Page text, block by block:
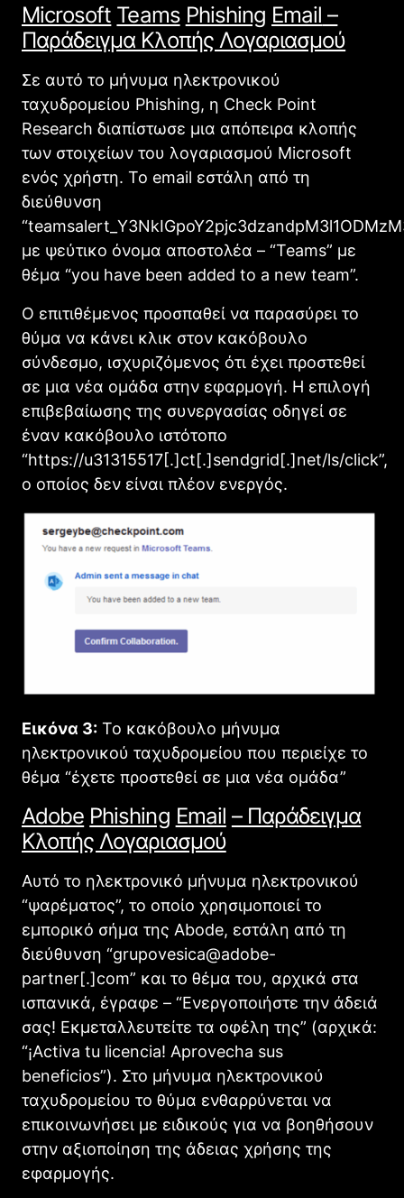
Microsoft Teams Phishing Email –
Παράδειγμα Κλοπής Λογαριασμού
Σε αυτό το μήνυμα ηλεκτρονικού
ταχυδρομείου Phishing, η Check Point
Research διαπίστωσε μια απόπειρα κλοπής
των στοιχείων του λογαριασμού Microsoft
ενός χρήστη. Το email εστάλη από τη
διεύθυνση
με ψεύτικο όνομα αποστολέα – “Teams” με
θέμα “you have been added to a new team”.
Ο επιτιθέμενος προσπαθεί να παρασύρει το
θύμα να κάνει κλικ στον κακόβουλο
σύνδεσμο, ισχυριζόμενος ότι έχει προστεθεί
σε μια νέα ομάδα στην εφαρμογή. Η επιλογή
επιβεβαίωσης της συνεργασίας οδηγεί σε
έναν κακόβουλο ιστότοπο
“https://u31315517[.]ct[.]sendgrid[.]net/ls/click”,
ο οποίος δεν είναι πλέον ενεργός.
Εικόνα 3: Το κακόβουλο μήνυμα
ηλεκτρονικού ταχυδρομείου που περιείχε το
θέμα “έχετε προστεθεί σε μια νέα ομάδα”
Adobe Phishing Email – Παράδειγμα
Κλοπής Λογαριασμού
Αυτό το ηλεκτρονικό μήνυμα ηλεκτρονικού
“ψαρέματος”, το οποίο χρησιμοποιεί το
εμπορικό σήμα της Abode, εστάλη από τη
διεύθυνση “grupovesica@adobe-
partner[.]com” και το θέμα του, αρχικά στα
ισπανικά, έγραφε – “Ενεργοποιήστε την άδειά
σας! Εκμεταλλευτείτε τα οφέλη της” (αρχικά:
“¡Activa tu licencia! Aprovecha sus
beneficios”). Στο μήνυμα ηλεκτρονικού
ταχυδρομείου το θύμα ενθαρρύνεται να
επικοινωνήσει με ειδικούς για να βοηθήσουν
στην αξιοποίηση της άδειας χρήσης της
εφαρμογής.